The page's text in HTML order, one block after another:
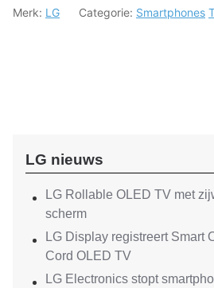
Merk: LG Categorie: Smartphones
LG nieuws
LG Rollable OLED TV met
scherm
LG Display registreert Smart
Cord OLED TV
LG Electronics stopt